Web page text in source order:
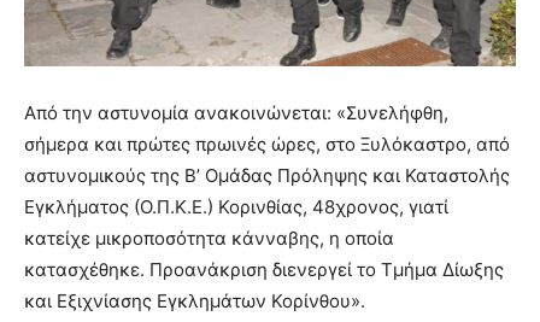
Από την αστυνομία ανακοινώνεται: «Συνελήφθη,
σήμερα και πρώτες πρωινές ώρες, στο Ξυλόκαστρο, από
αστυνομικούς της Β’ Ομάδας Πρόληψης και Καταστολής
Εγκλήματος (Ο.Π.Κ.Ε.) Κορινθίας, 48χρονος, γιατί
κατείχε μικροποσότητα κάνναβης, η οποία
κατασχέθηκε. Προανάκριση διενεργεί το Τμήμα Δίωξης
και Εξιχνίασης Εγκλημάτων Κορίνθου».